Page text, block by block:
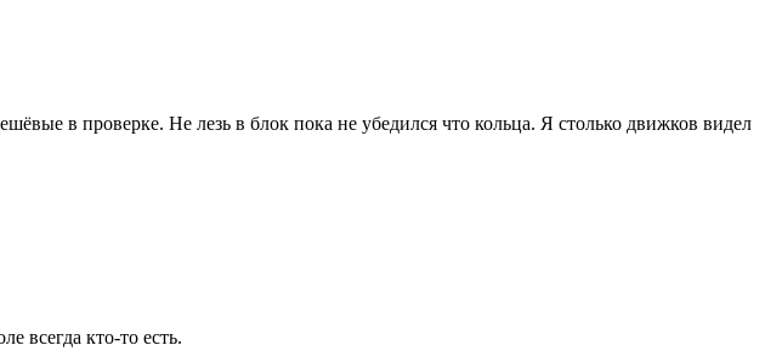
в проверке. Не лезь в блок пока не убедился что кольца. Я столько движков видел
всегда кто-то есть.